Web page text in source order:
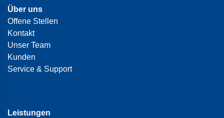
Über uns
Offene Stellen
Kontakt
Unser Team
Kunden
Service & Support
Leistungen